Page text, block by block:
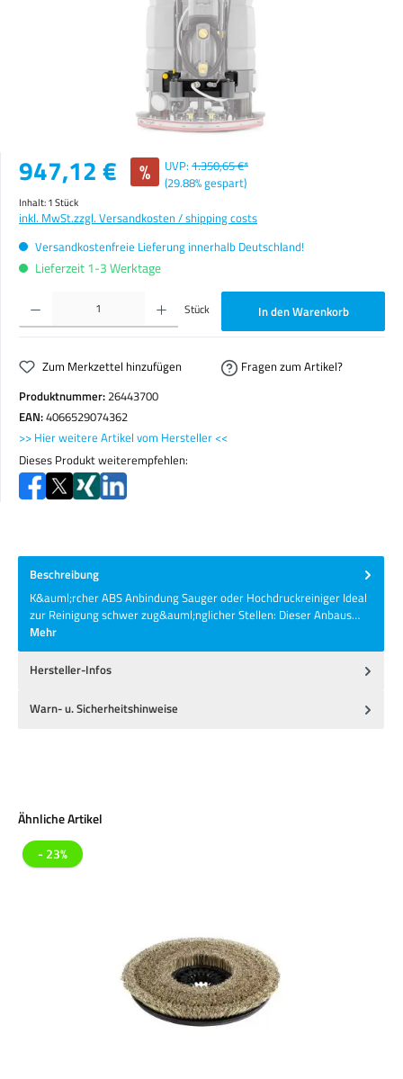
Verkaufspreis:
947,12 € % UVP: 1.350,65 €*
(29.88% gespart)
Inhalt:1 Stück
inkl. MwSt.zzgl. Versandkosten / shipping costs
Versandkostenfreie Lieferung innerhalb Deutschland!
Lieferzeit 1-3 Werktage
Produkt Anzahl: Gib den gewünschten Wert ein oder benutze die Schaltflächen um die Anzahl zu
Stück In den Warenkorb
Zum Merkzettel hinzufügen
Fragen zum Artikel?
Produktnummer:26443700
EAN:4066529074362
>> Hier weitere Artikel vom Hersteller <<
Dieses Produkt weiterempfehlen:
Beschreibung
K&auml;rcher ABS Anbindung Sauger oder Hochdruckreiniger Ideal
zur Reinigung schwer zug&auml;nglicher Stellen: Dieser Anbaus…
Mehr
Hersteller-Infos
Warn- u. Sicherheitshinweise
Produktgalerie überspringen
Ähnliche Artikel
- 23%